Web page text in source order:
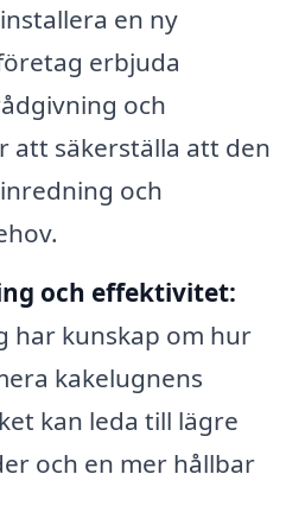
en ny
erbjuda
och
att säkerställa att den
och
och effektivitet:
har kunskap om hur
kakelugnens
kan leda till lägre
och en mer hållbar